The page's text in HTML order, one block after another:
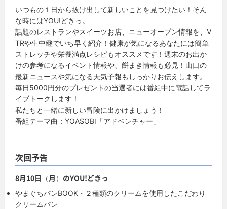
いつもの１日から抜け出して新しいことを見つけたい！そん
な時にはYOU!どきっ。
話題のレストランやスイーツお店、ニューオープン情報を、V
TRや生中継でいち早く紹介！健康が気になるあなたには簡単
ストレッチや栄養満点レシピもオススメです！週末のお出か
けの参考になるイベント情報や、餅まき情報も必見！山口の
最新ニュースや気になる天気予報もしっかりお伝えします。
毎日5000円分のプレゼントの当選者には番組中に電話してラ
イブトークします！
私たちと一緒に新しい冒険に出かけましょう！
番組テーマ曲：YOASOBI「アドベンチャー」
次回予告
8月10日（月）のYOU!どきっ
やまぐちパンBOOK・２種類のクリームを使用したこだわり
クリームパン